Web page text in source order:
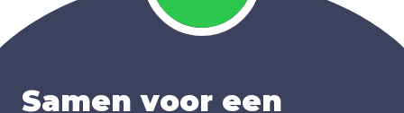
Samen voor een